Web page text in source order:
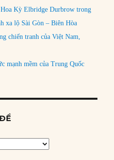
Kỳ Elbridge Durbrow trong
xa lộ Sài Gòn – Biên Hòa
chiến tranh của Việt Nam,
mạnh mềm của Trung Quốc